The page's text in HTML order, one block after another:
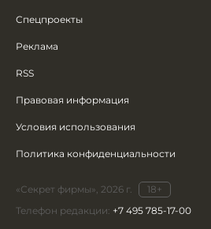
Спецпроекты
Реклама
RSS
Правовая информация
Условия использования
Политика конфиденциальности
«Секрет фирмы», 2026 г.
18+
Телефон редакции: +7 495 785-17-00